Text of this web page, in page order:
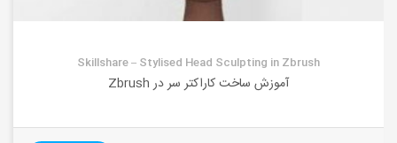
Skillshare – Stylised Head Sculpting in Zbrush
آموزش ساخت کاراکتر سر در Zbrush